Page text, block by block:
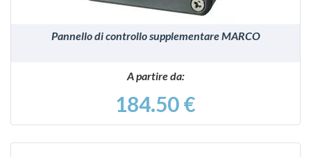
Pannello di controllo supplementare MARCO
A partire da:
184.50 €